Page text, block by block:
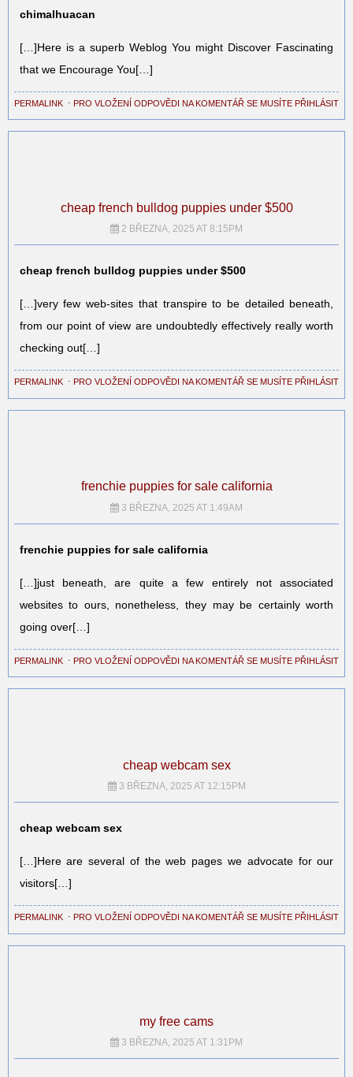
chimalhuacan
[…]Here is a superb Weblog You might Discover Fascinating
that we Encourage You[…]
PERMALINK ⋅ PRO VLOŽENÍ ODPOVĚDI NA KOMENTÁŘ SE MUSÍTE PŘIHLÁSIT
cheap french bulldog puppies under $500
2 BŘEZNA, 2025 AT 8:15PM
cheap french bulldog puppies under $500
[…]very few web-sites that transpire to be detailed beneath,
from our point of view are undoubtedly effectively really worth
checking out[…]
PERMALINK ⋅ PRO VLOŽENÍ ODPOVĚDI NA KOMENTÁŘ SE MUSÍTE PŘIHLÁSIT
frenchie puppies for sale california
3 BŘEZNA, 2025 AT 1:49AM
frenchie puppies for sale california
[…]just beneath, are quite a few entirely not associated
websites to ours, nonetheless, they may be certainly worth
going over[…]
PERMALINK ⋅ PRO VLOŽENÍ ODPOVĚDI NA KOMENTÁŘ SE MUSÍTE PŘIHLÁSIT
cheap webcam sex
3 BŘEZNA, 2025 AT 12:15PM
cheap webcam sex
[…]Here are several of the web pages we advocate for our
visitors[…]
PERMALINK ⋅ PRO VLOŽENÍ ODPOVĚDI NA KOMENTÁŘ SE MUSÍTE PŘIHLÁSIT
my free cams
3 BŘEZNA, 2025 AT 1:31PM